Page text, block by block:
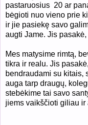
pastaruosius 20 ar
bėgioti nuo vieno prie
ir jie pasiekę savo
augti Jame. Jis
Mes matysime rimtą,
tikra ir realu. Jis
bendraudami su kitais,
auga tarp draugų,
stebėkime tai savo
jiems vaikščioti giliau